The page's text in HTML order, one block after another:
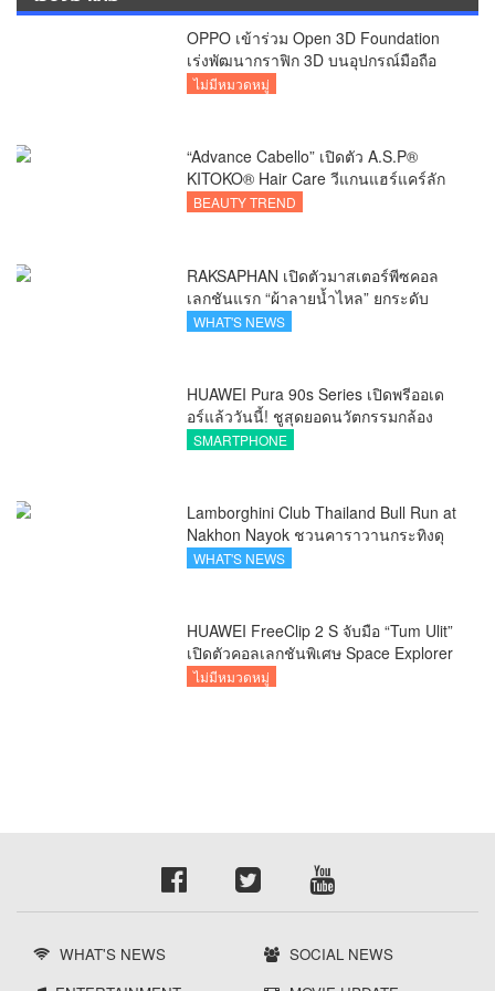
OPPO เข้าร่วม Open 3D Foundation
เร่งพัฒนากราฟิก 3D บนอุปกรณ์มือถือ
ไม่มีหมวดหมู่
“Advance Cabello” เปิดตัว A.S.P®
KITOKO® Hair Care วีแกนแฮร์แคร์ลัก
ชัวรีจากอังกฤษ ยกระดับการดูแลเส้นผม
BEAUTY TREND
RAKSAPHAN เปิดตัวมาสเตอร์พีซคอล
เลกชันแรก “ผ้าลายน้ำไหล” ยกระดับ
ภูมิปัญญาท้องถิ่นสู่งานศิลป์ระดับสากล
WHAT'S NEWS
HUAWEI Pura 90s Series เปิดพรีออเด
อร์แล้ววันนี้! ชูสุดยอดนวัตกรรมกล้อง
พร้อม AI อัจฉริยะและ 5G Advanced
SMARTPHONE
Lamborghini Club Thailand Bull Run at
Nakhon Nayok ชวนคาราวานกระทิงดุ
สัมผัสธรรมชาติเมืองรอง ณ นครนายก
WHAT'S NEWS
HUAWEI FreeClip 2 S จับมือ “Tum Ulit”
เปิดตัวคอลเลกชันพิเศษ Space Explorer
ถ่ายทอดศิลปะบนเคสหูฟัง
ไม่มีหมวดหมู่
WHAT'S NEWS
SOCIAL NEWS